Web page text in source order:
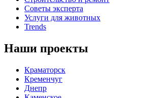
Советы эксперта
Услуги для животных
Trends
Наши проекты
Краматорск
Кременчуг
Днепр